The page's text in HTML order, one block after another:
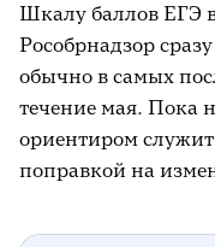
Шкалу баллов ЕГЭ
Рособрнадзор
обычно в самых
течение мая. Пока
ориентиром служит
поправкой на